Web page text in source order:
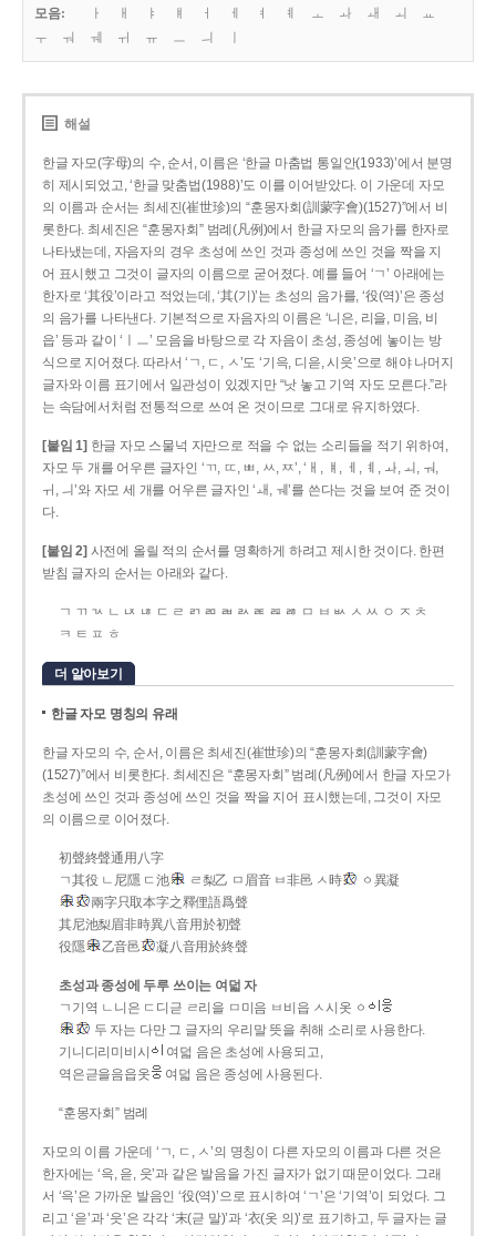
모음:
ㅏ ㅐ ㅑ ㅒ ㅓ ㅔ ㅕ ㅖ ㅗ ㅘ ㅙ ㅚ
ㅛ
ㅜ
ㅝ ㅞ ㅟ ㅠ ㅡ ㅢ
해설
한글 자모(字母)의 수, 순서, 이름은 ‘한글 마춤법 통일안(1933)’에서 분명
히 제시되었고, ‘한글 맞춤법(1988)’도 이를 이어받았다. 이 가운데 자모
의 이름과 순서는 최세진(崔世珍)의 “훈몽자회(訓蒙字會)(1527)”에서 비
롯한다. 최세진은 “훈몽자회” 범례(凡例)에서 한글 자모의 음가를 한자로
나타냈는데, 자음자의 경우 초성에 쓰인 것과 종성에 쓰인 것을 짝을 지
어 표시했고 그것이 글자의 이름으로 굳어졌다. 예를 들어 ‘ㄱ’ 아래에는
한자로 ‘其役’이라고 적었는데, ‘其(기)’는 초성의 음가를, ‘役(역)’은 종성
의 음가를 나타낸다. 기본적으로 자음자의 이름은 ‘니은, 리을, 미음, 비
읍’ 등과 같이 ‘ㅣㅡ’ 모음을 바탕으로 각 자음이 초성, 종성에 놓이는 방
식으로 지어졌다. 따라서 ‘ㄱ, ㄷ, ㅅ’도 ‘기윽, 디읃, 시읏’으로 해야 나머지
글자와 이름 표기에서 일관성이 있겠지만 “낫 놓고 기역 자도 모른다.”라
는 속담에서처럼 전통적으로 쓰여 온 것이므로 그대로 유지하였다.
[붙임 1] 한글 자모 스물넉 자만으로 적을 수 없는 소리들을 적기 위하여,
자모 두 개를 어우른 글자인 ‘ㄲ, ㄸ, ㅃ, ㅆ, ㅉ’, ‘ㅐ, ㅒ, ㅔ, ㅖ, ㅘ, ㅚ, ㅝ,
ㅟ, ㅢ’와 자모 세 개를 어우른 글자인 ‘ㅙ, ㅞ’를 쓴다는 것을 보여 준 것이
다.
[붙임 2] 사전에 올릴 적의 순서를 명확하게 하려고 제시한 것이다. 한편
받침 글자의 순서는 아래와 같다.
ㄱ ㄲ ㄳ ㄴ ㄵ ㄶ ㄷ ㄹ ㄺ ㄻ ㄼ ㄽ ㄾ ㄿ ㅀ ㅁ ㅂ ㅄ ㅅ ㅆ ㅇ ㅈ ㅊ
ㅋ ㅌ ㅍ ㅎ
더 알아보기
한글 자모 명칭의 유래
한글 자모의 수, 순서, 이름은 최세진(崔世珍)의 “훈몽자회(訓蒙字會)
(1527)”에서 비롯한다. 최세진은 “훈몽자회” 범례(凡例)에서 한글 자모가
초성에 쓰인 것과 종성에 쓰인 것을 짝을 지어 표시했는데, 그것이 자모
의 이름으로 이어졌다.
初聲終聲通用八字
ㄱ其役 ㄴ尼隱 ㄷ池
ㄹ梨乙 ㅁ眉音 ㅂ非邑 ㅅ時
ㆁ異凝
兩字只取本字之釋俚語爲聲
其尼池梨眉非時異八音用於初聲
役隱
乙音邑 凝八音用於終聲
초성과 종성에 두루 쓰이는 여덟 자
ㄱ기역 ㄴ니은 ㄷ디귿 ㄹ리을 ㅁ미음 ㅂ비읍 ㅅ시옷 ㆁ
두 자는 다만 그 글자의 우리말 뜻을 취해 소리로 사용한다.
기니디리미비시
여덟 음은 초성에 사용되고,
역은귿을음읍옷
여덟 음은 종성에 사용된다.
“훈몽자회” 범례
자모의 이름 가운데 ‘ㄱ, ㄷ, ㅅ’의 명칭이 다른 자모의 이름과 다른 것은
한자에는 ‘윽, 읃, 읏’과 같은 발음을 가진 글자가 없기 때문이었다. 그래
서 ‘윽’은 가까운 발음인 ‘役(역)’으로 표시하여 ‘ㄱ’은 ‘기역’이 되었다. 그
리고 ‘읃’과 ‘읏’은 각각 ‘末(귿 말)’과 ‘衣(옷 의)’로 표기하고, 두 글자는 글